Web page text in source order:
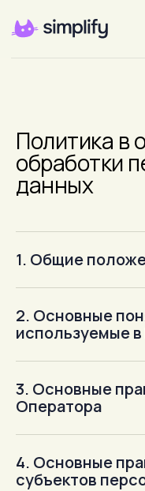
Политика в
обработки
данных
1. Общие
2. Основные
используемые
3. Основные
Оператора
4. Основные
субъектов